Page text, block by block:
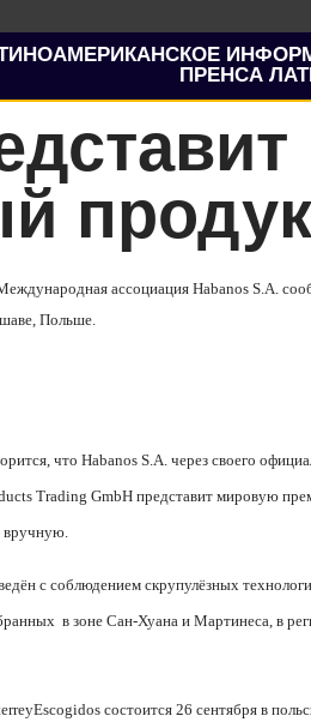
ПРЕНСА
ассоциация Habanos S.A.
Польше.
что Habanos S.A. через своего
Trading GmbH представит мировую
вручную.
с соблюдением скрупулёзных
в зоне Сан-Хуана и Мартинеса, в
Escogidos состоится 26 сентября в